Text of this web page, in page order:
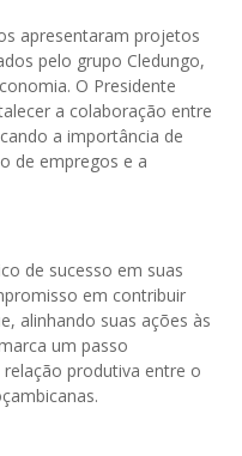
apresentaram projetos
pelo grupo Cledungo,
O Presidente
a colaboração entre
a importância de
de empregos e a
de sucesso em suas
em contribuir
alinhando suas ações às
um passo
produtiva entre o